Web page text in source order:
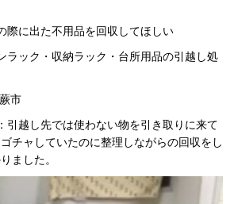
際に出た不用品を回収してほしい
ラック・収納ラック・台所用品の引越し処
市
引越し先では使わない物を引き取りに来て
チャしていたのに整理しながらの回収をし
ました。